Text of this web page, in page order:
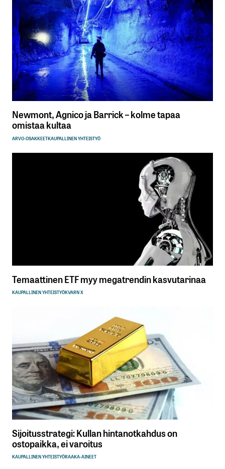
Newmont, Agnico ja Barrick – kolme tapaa
omistaa kultaa
ARVO-OSAKKEETKAUPALLINEN YHTEISTYÖ
Temaattinen ETF myy megatrendin kasvutarinaa
KAUPALLINEN YHTEISTYÖKVARN X
Sijoitusstrategi: Kullan hintanotkahdus on
ostopaikka, ei varoitus
KAUPALLINEN YHTEISTYÖRAAKA-AINEET